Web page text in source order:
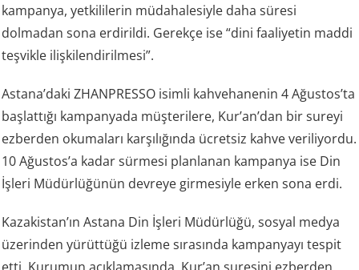
kampanya, yetkililerin müdahalesiyle daha süresi
dolmadan sona erdirildi. Gerekçe ise “dini faaliyetin maddi
teşvikle ilişkilendirilmesi”.
Astana’daki ZHANPRESSO isimli kahvehanenin 4 Ağustos’ta
başlattığı kampanyada müşterilere, Kur’an’dan bir sureyi
ezberden okumaları karşılığında ücretsiz kahve veriliyordu.
10 Ağustos’a kadar sürmesi planlanan kampanya ise Din
İşleri Müdürlüğünün devreye girmesiyle erken sona erdi.
Kazakistan’ın Astana Din İşleri Müdürlüğü, sosyal medya
üzerinden yürüttüğü izleme sırasında kampanyayı tespit